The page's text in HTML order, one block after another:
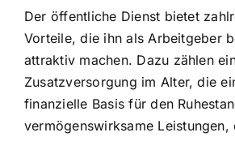
Der öffentliche Dienst bietet
Vorteile, die ihn als Arbeitgeber
attraktiv machen. Dazu zählen
Zusatzversorgung im Alter, die
finanzielle Basis für den
vermögenswirksame Leistungen,